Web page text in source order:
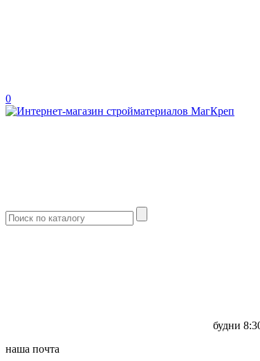
0
будни
наша почта